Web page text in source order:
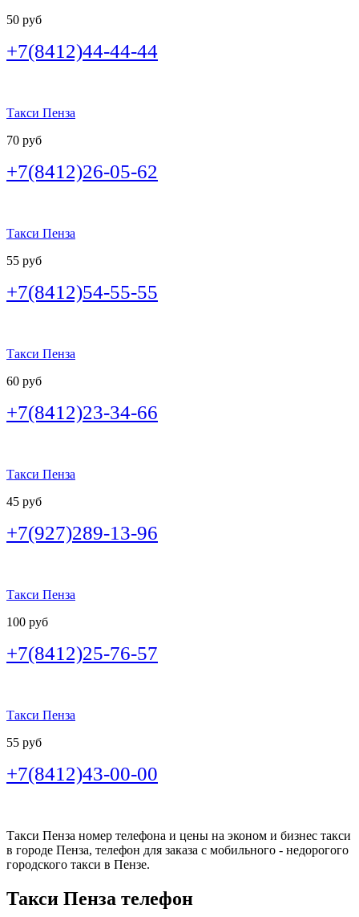
50 руб
+7(8412)44-44-44
Такси Пенза
70 руб
+7(8412)26-05-62
Такси Пенза
55 руб
+7(8412)54-55-55
Такси Пенза
60 руб
+7(8412)23-34-66
Такси Пенза
45 руб
+7(927)289-13-96
Такси Пенза
100 руб
+7(8412)25-76-57
Такси Пенза
55 руб
+7(8412)43-00-00
Такси Пенза номер телефона и цены на эконом и бизнес такси
в городе Пенза, телефон для заказа с мобильного - недорогого
городского такси в Пензе.
Такси Пенза телефон